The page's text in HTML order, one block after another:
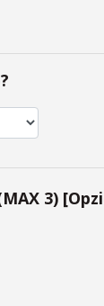
3)